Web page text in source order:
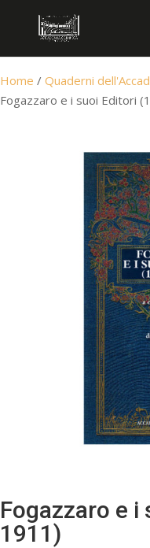
Home / Quaderni
Fogazzaro e i suoi Editori
Fogazzaro e
1911)